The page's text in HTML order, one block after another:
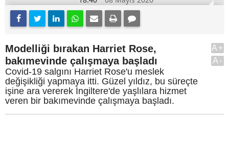
Modelliği bırakan Harriet Rose,
bakımevinde çalışmaya başladı
Covid-19 salgını Harriet Rose'u meslek
değişikliği yapmaya itti. Güzel yıldız, bu süreçte
işine ara vererek İngiltere'de yaşlılara hizmet
veren bir bakımevinde çalışmaya başladı.
A+
A-